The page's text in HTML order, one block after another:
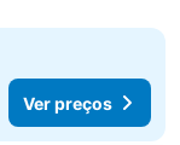
Ver preços